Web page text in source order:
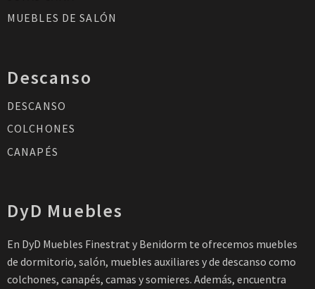
MUEBLES DE SALÓN
Descanso
DESCANSO
COLCHONES
CANAPÉS
DyD Muebles
En DyD Muebles Finestrat y Benidorm te ofrecemos muebles
de dormitorio, salón, muebles auxiliares y de descanso como
colchones, canapés, camas y somieres. Además, encuentra